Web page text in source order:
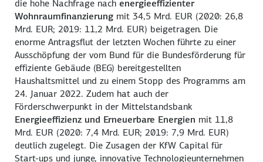
die hohe Nachfrage nach energieeffizienter
Wohnraumfinanzierung mit 34,5 Mrd. EUR (2020: 26,8
Mrd. EUR; 2019: 11,2 Mrd. EUR) beigetragen. Die
enorme Antragsflut der letzten Wochen führte zu einer
Ausschöpfung der vom Bund für die Bundesförderung für
effiziente Gebäude (BEG) bereitgestellten
Haushaltsmittel und zu einem Stopp des Programms am
24. Januar 2022. Zudem hat auch der
Förderschwerpunkt in der Mittelstandsbank
Energieeffizienz und Erneuerbare Energien mit 11,8
Mrd. EUR (2020: 7,4 Mrd. EUR; 2019: 7,9 Mrd. EUR)
deutlich zugelegt. Die Zusagen der KfW Capital für
Start-ups und junge, innovative Technologieunternehmen